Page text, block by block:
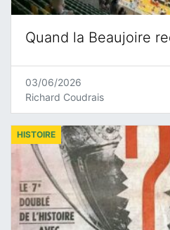
Quand la Beaujoire
03/06/2026
Richard Coudrais
HISTOIRE